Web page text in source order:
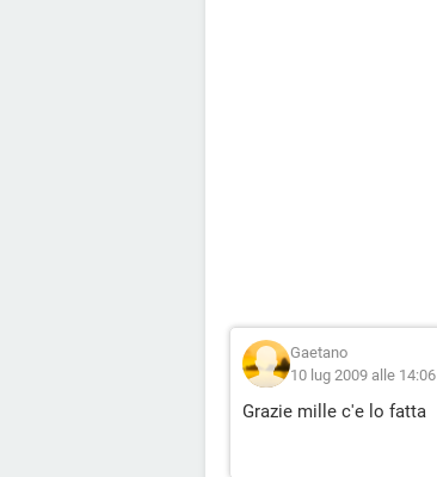
Gaetano
10 lug 2009 alle 14:06
Grazie mille c'e lo fatta